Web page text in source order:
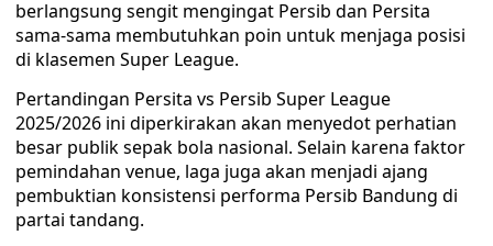
berlangsung sengit mengingat Persib dan Persita
sama-sama membutuhkan poin untuk menjaga posisi
di klasemen Super League.
Pertandingan Persita vs Persib Super League
2025/2026 ini diperkirakan akan menyedot perhatian
besar publik sepak bola nasional. Selain karena faktor
pemindahan venue, laga juga akan menjadi ajang
pembuktian konsistensi performa Persib Bandung di
partai tandang.